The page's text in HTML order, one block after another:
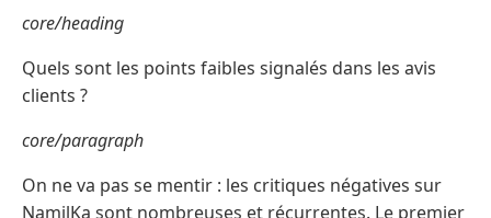
core/heading
Quels sont les points faibles signalés dans les avis
clients ?
core/paragraph
On ne va pas se mentir : les critiques négatives sur
NamilKa sont nombreuses et récurrentes. Le premier